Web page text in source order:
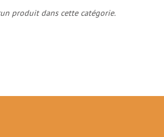
produit dans cette catégorie.